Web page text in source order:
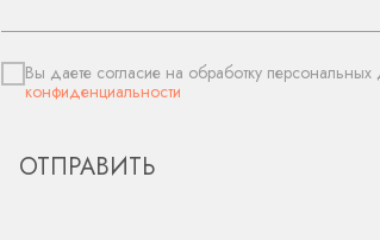
Вы даете согласие на обработку
конфиденциальности
ОТПРАВИТЬ